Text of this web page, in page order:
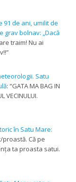
91 de ani, umilit de
grav bolnav: „Dacă
traim! Nu ai
”
Satu
: “GATA MA BAG IN
VECINULUI.
în Satu Mare:
proastă. Că pe
ta proasta satui.